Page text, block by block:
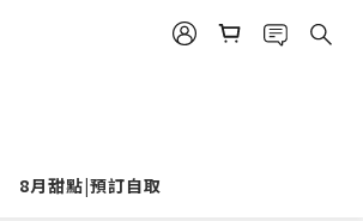
8月甜點|預訂自取